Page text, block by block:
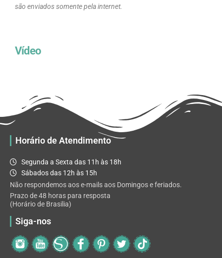
são enviados somente pela internet.
Vídeo
Horário de Atendimento
Segunda a Sexta das 11h às 18h
Sábados das 12h às 15h
Não respondemos aos e-mails aos Domingos e feriados.
Prazo de 48 horas para resposta
(Horário de Brasilia)
Siga-nos